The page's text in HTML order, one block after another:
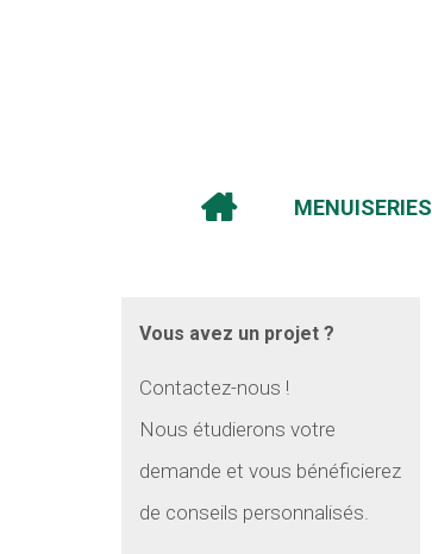
MENUISERIES
Vous avez un projet ?
Contactez-nous !
Nous étudierons votre
demande et vous bénéficierez
de conseils personnalisés.